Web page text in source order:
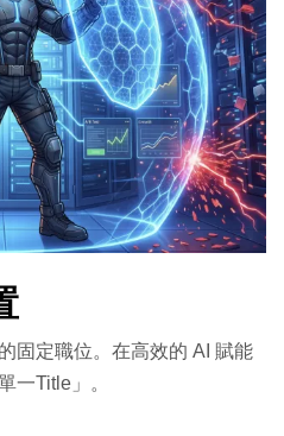
固定職位。在高效的 AI 賦能
一Title」。